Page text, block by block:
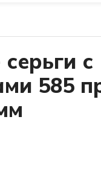
583 ПРОБЫ
с
585